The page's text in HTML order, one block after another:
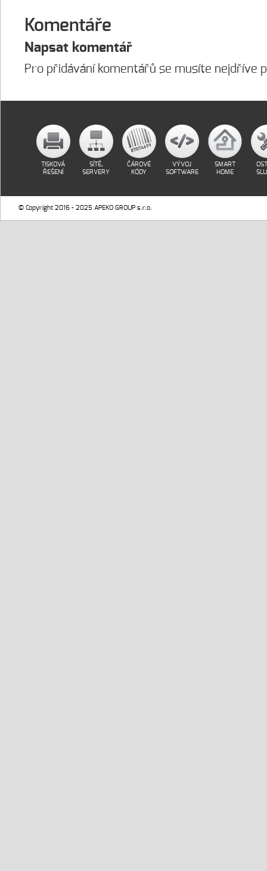
Komentáře
Napsat komentář
Pro přidávání komentářů se musíte nejdříve
TISKOVÁ
ŘEŠENÍ
SÍTĚ,
SERVERY
ČÁROVÉ
KÓDY
VÝVOJ
SOFTWARE
SMART
HOME
© Copyright 2016 - 2025 APEKO GROUP s.r.o.